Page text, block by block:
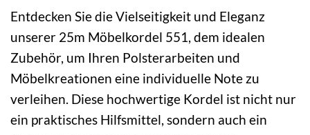
Entdecken Sie die Vielseitigkeit und Eleganz
unserer 25m Möbelkordel 551, dem idealen
Zubehör, um Ihren Polsterarbeiten und
Möbelkreationen eine individuelle Note zu
verleihen. Diese hochwertige Kordel ist nicht nur
ein praktisches Hilfsmittel, sondern auch ein